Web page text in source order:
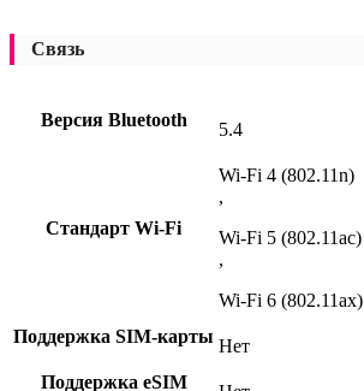
Связь
Версия Bluetooth 5.4
Стандарт Wi-Fi
Wi-Fi 4 (802.11n)
,
Wi-Fi 5 (802.11ac)
,
Wi-Fi 6 (802.11ax)
Поддержка SIM-карты Нет
Поддержка eSIM